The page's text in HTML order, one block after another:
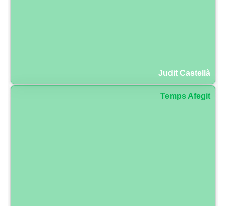
Judit Castellà
Temps Afegit